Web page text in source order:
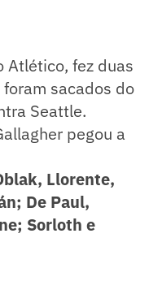
Atlético, fez duas
sacados do
Seattle.
pegou a
Llorente,
De Paul,
Sorloth e